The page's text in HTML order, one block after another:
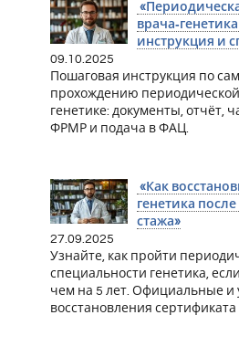
инструкция и
09.10.2025
Пошаговая инструкция по
прохождению
генетике: документы, отчёт,
ФРМР и подача в ФАЦ.
«Как
генетика
стажа»
27.09.2025
Узнайте, как пройти
специальности генетика,
чем на 5 лет. Официальные и
восстановления